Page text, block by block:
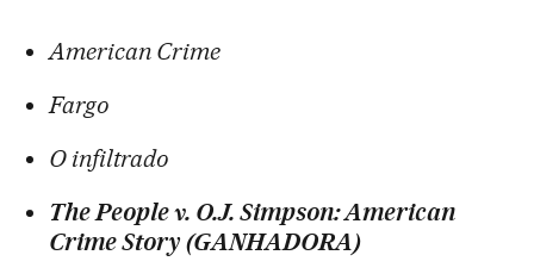
American Crime
Fargo
O infiltrado
The People v. O.J. Simpson: American
Crime Story (GANHADORA)